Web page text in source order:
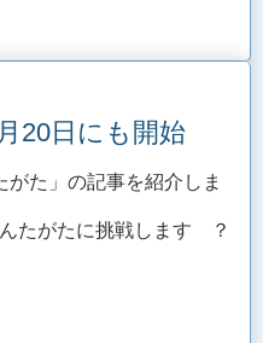
20日にも開始
た」の記事を紹介しま
たがたに挑戦します ？